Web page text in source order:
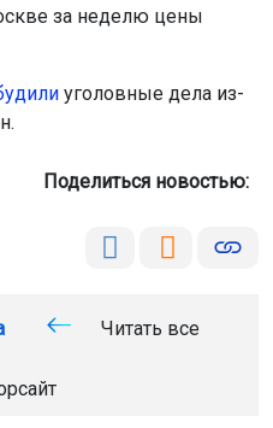
за неделю цены
уголовные дела из-
Поделиться новостью:
Читать все